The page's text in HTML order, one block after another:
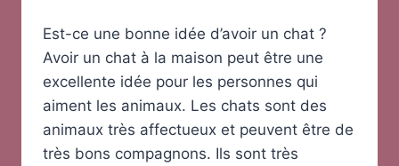
Est-ce une bonne idée d’avoir un chat ?
Avoir un chat à la maison peut être une
excellente idée pour les personnes qui
aiment les animaux. Les chats sont des
animaux très affectueux et peuvent être de
très bons compagnons. Ils sont très